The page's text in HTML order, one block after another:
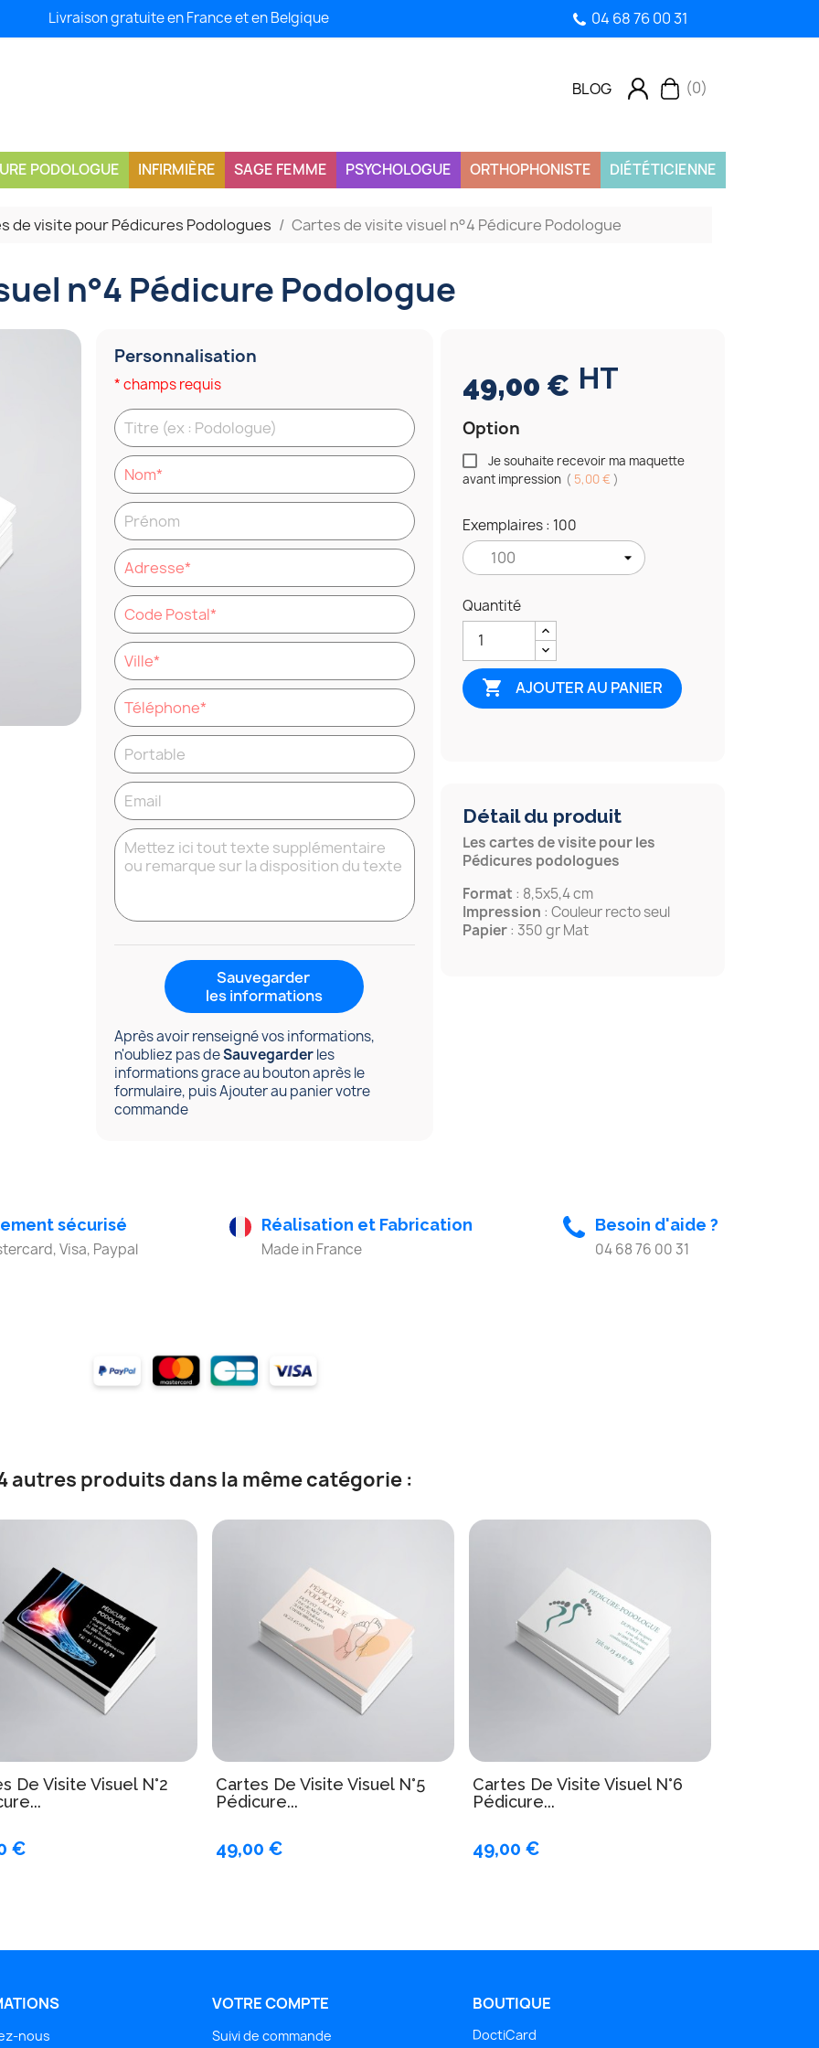
Livraison gratuite en France et en Belgique 04 68 76 00 31
(0)
BLOG
PODOLOGUE INFIRMIÈRE SAGE FEMME PSYCHOLOGUE ORTHOPHONISTE DIÉTÉTICIENNE
de visite pour Pédicures Podologues Cartes de visite visuel n°4 Pédicure Podologue
n°4 Pédicure Podologue
Personnalisation
* champs requis
Sauvegarder
les informations
Après avoir renseigné vos informations,
n'oubliez pas deSauvegarderles
informations grace au bouton après le
formulaire, puis Ajouter au panier votre
commande
49,00 € HT
Option
Je souhaite recevoir ma maquette
avant impression ( 5,00 € )
Exemplaires : 100
Quantité
 AJOUTER AU PANIER
Détail du produit
Les cartes de visite pour les
Pédicures podologues
Format : 8,5x5,4 cm
Impression : Couleur recto seul
Papier: 350 gr Mat
sécurisé
Visa, Paypal
Réalisation et Fabrication
Made in France
Besoin d'aide ?
04 68 76 00 31
autres produits dans la même catégorie :
De Visite Visuel N°2
€
Cartes De Visite Visuel N°5
Pédicure...
49,00 €
Cartes De Visite Visuel N°6
Pédicure...
49,00 €
nous
VOTRE COMPTE
Suivi de commande
BOUTIQUE
DoctiCard